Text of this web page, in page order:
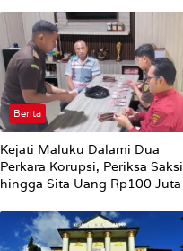
Berita
Kejati Maluku Dalami Dua
Perkara Korupsi, Periksa Saksi
hingga Sita Uang Rp100 Juta